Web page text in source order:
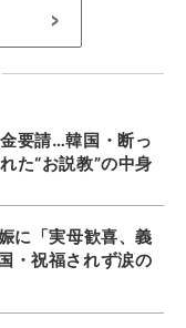
>
要請…韓国・断っ
た“お説教”の中身
に「実母歓喜、義
・祝福されず涙の